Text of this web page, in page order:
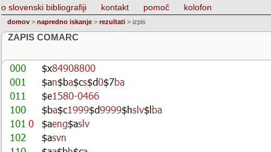
o slovenski bibliografiji kontakt pomoč kolofon
domov > napredno iskanje > rezultati > izpis
ZAPIS COMARC